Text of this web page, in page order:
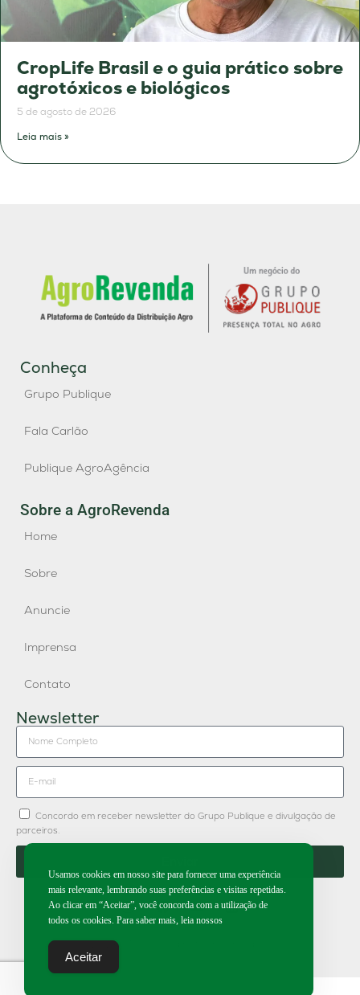
CropLife Brasil e o guia prático sobre
agrotóxicos e biológicos
5 de agosto de 2026
Leia mais »
Conheça
Grupo Publique
Fala Carlão
Publique AgroAgência
Sobre a AgroRevenda
Home
Sobre
Anuncie
Imprensa
Contato
Newsletter
Concordo em receber newsletter do Grupo Publique e divulgação de
parceiros.
2026 | Todos os direitos reservados.
Usamos cookies em nosso site para fornecer uma experiência
mais relevante, lembrando suas preferências e visitas repetidas.
Ao clicar em “Aceitar”, você concorda com a utilização de
todos os cookies. Para saber mais, leia nossos
Aceitar